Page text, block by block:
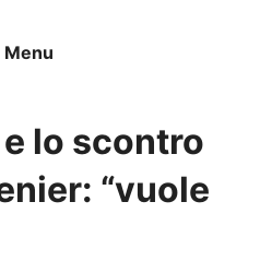
Menu
lo scontro
“vuole